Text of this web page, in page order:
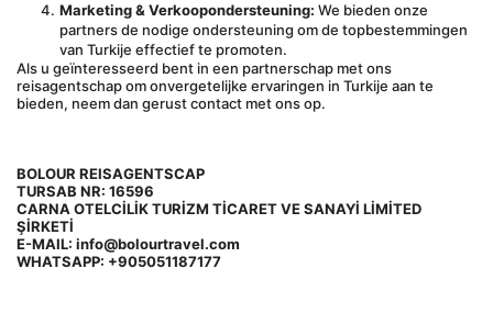
Marketing & Verkoopondersteuning: We bieden onze
partners de nodige ondersteuning om de topbestemmingen
van Turkije effectief te promoten.
Als u geïnteresseerd bent in een partnerschap met ons
reisagentschap om onvergetelijke ervaringen in Turkije aan te
bieden, neem dan gerust contact met ons op.
BOLOUR REISAGENTSCAP
TURSAB NR: 16596
CARNA OTELCİLİK TURİZM TİCARET VE SANAYİ LİMİTED
ŞİRKETİ
E-MAIL: info@bolourtravel.com
WHATSAPP: +905051187177